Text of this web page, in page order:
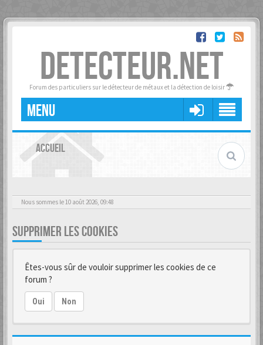
DETECTEUR.NET
Forum des particuliers sur le détecteur de métaux et la détection de loisir
MENU
ACCUEIL
Nous sommes le 10 août 2026, 09:48
SUPPRIMER LES COOKIES
Êtes-vous sûr de vouloir supprimer les cookies de ce
forum ?
Oui Non